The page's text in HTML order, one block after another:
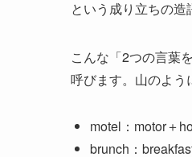
という成り立ちの造
こんな「2つの言葉
呼びます。山のよう
motel：motor＋
brunch：